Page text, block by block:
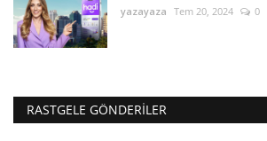
yazayaza Tem 20, 2024 0
RASTGELE GÖNDERILER